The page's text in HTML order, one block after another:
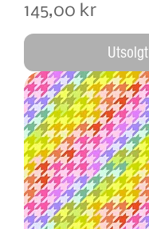
Pris
145,00 kr
Utsolgt